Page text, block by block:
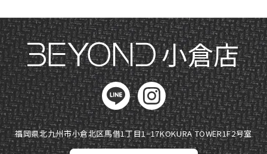
小倉店
福岡県北九州市小倉北区馬借1丁目1−17KOKURA TOWER1F2号室